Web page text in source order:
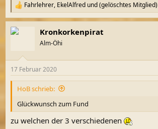
R
e
a
k
e
n
Fahrlehrer, EkelAlfred und(gelöschtes Mitglied)
Kronkorkenpirat
Alm-Öhi
17 Februar 2020
HoB schrieb:
Glückwunsch zum Fund
zu welchen der 3 verschiedenen